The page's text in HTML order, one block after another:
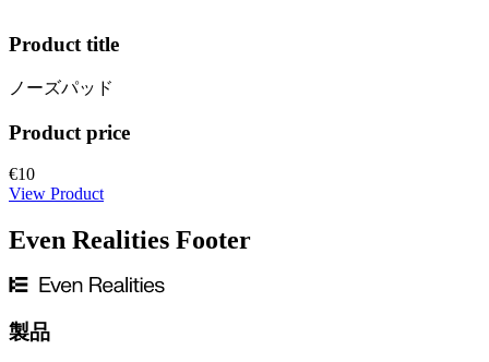
Product title
ノーズパッド
Product price
€10
View Product
Even Realities Footer
製品